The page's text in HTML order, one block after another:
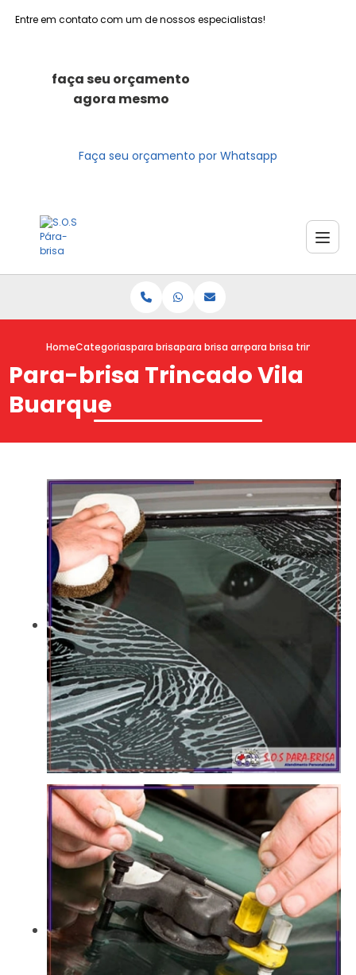
Entre em contato com um de nossos especialistas!
faça seu orçamento
agora mesmo
Faça seu orçamento por Whatsapp
HomeCategoriaspara brisapara brisa arranhadopara brisa trincado
Para-brisa Trincado Vila
Buarque